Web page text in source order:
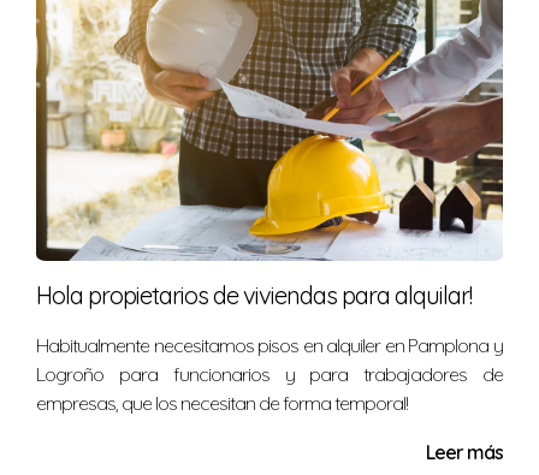
Hola propietarios de viviendas para alquilar!
Habitualmente necesitamos pisos en alquiler en Pamplona y
Logroño para funcionarios y para trabajadores de
empresas, que los necesitan de forma temporal!
Leer más